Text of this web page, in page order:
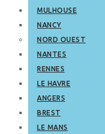
MULHOUSE
NANCY
NORD OUEST
NANTES
RENNES
LE HAVRE
ANGERS
BREST
LE MANS